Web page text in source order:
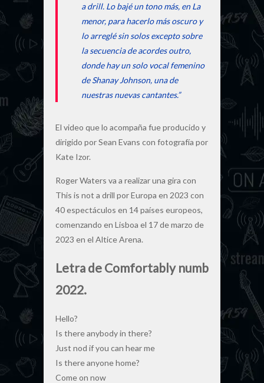
a drill. Lo bajé un tono más, en La
menor, para hacerlo más oscuro y
lo arreglé sin solos excepto sobre
la secuencia de acordes outro,
donde hay un solo vocal femenino
de Shanay Johnson, una de
nuestras nuevas cantantes.”
El video que lo acompaña fue producido y
dirigido por Sean Evans con fotografía por
Kate Izor.
Roger Waters va a realizar una gira con
This is not a drill por Europa en 2023 con
40 espectáculos en 14 países europeos,
comenzando en Lisboa el 17 de marzo de
2023 en el Altice Arena.
Letra de Comfortably numb
2022.
Hello?
Is there anybody in there?
Just nod if you can hear me
Is there anyone home?
Come on now